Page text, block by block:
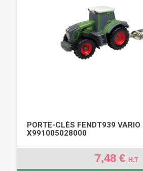
PORTE-CLÈS FENDT939 VARIO
X991005028000
7,48 € H.T